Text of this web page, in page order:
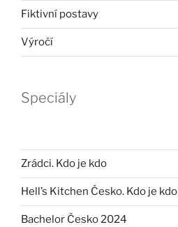
Fiktivní postavy
Výročí
Speciály
Zrádci. Kdo je kdo
Hell’s Kitchen Česko. Kdo je kdo
Bachelor Česko 2024